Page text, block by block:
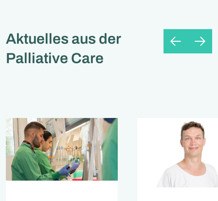
Aktuelles aus der
Palliative Care